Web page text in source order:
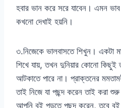
হবার ভান করে সরে যাবেন। এমন
কখনো দেখাই হয়নি।
৩.নিজেকে ভালবাসতে শিখুন। একটা
শিখে যায়, তখন দুনিয়ার কোনো কিছুই
আটকাতে পারে না। প্রাক্তনের
তাই নিজে যা পছন্দ করেন তাই করা
আপনি বই পড়তে পছন্দ করেন, তবে বই